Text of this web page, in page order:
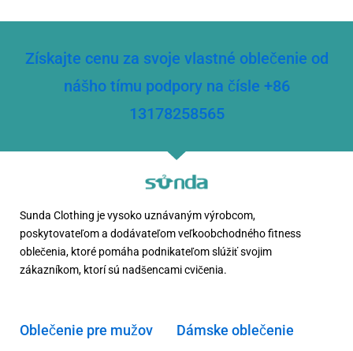
Získajte cenu za svoje vlastné oblečenie od
nášho tímu podpory na čísle +86
13178258565
Sunda Clothing je vysoko uznávaným výrobcom,
poskytovateľom a dodávateľom veľkoobchodného fitness
oblečenia, ktoré pomáha podnikateľom slúžiť svojim
zákazníkom, ktorí sú nadšencami cvičenia.
Oblečenie pre mužov Dámske oblečenie